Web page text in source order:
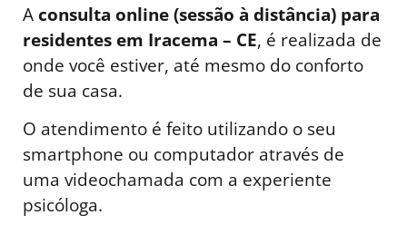
Aconsulta online (sessão à distância) para
residentes em Iracema – CE, é realizada de
onde você estiver, até mesmo do conforto
de sua casa.
O atendimento é feito utilizando o seu
smartphone ou computador através de
uma videochamada com a experiente
psicóloga.